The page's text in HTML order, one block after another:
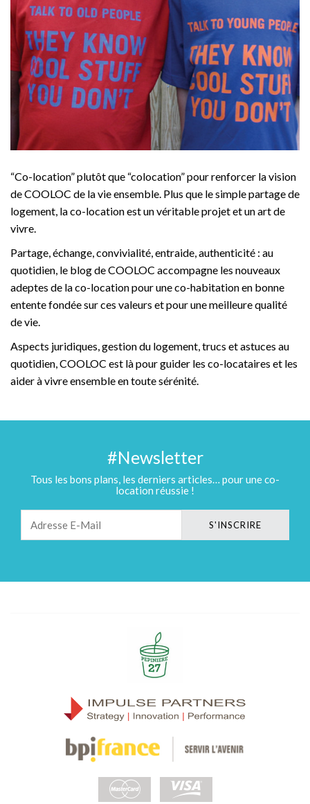
“Co-location” plutôt que “colocation” pour renforcer la vision
de COOLOC de la vie ensemble. Plus que le simple partage de
logement, la co-location est un véritable projet et un art de
vivre.
Partage, échange, convivialité, entraide, authenticité : au
quotidien, le blog de COOLOC accompagne les nouveaux
adeptes de la co-location pour une co-habitation en bonne
entente fondée sur ces valeurs et pour une meilleure qualité
de vie.
Aspects juridiques, gestion du logement, trucs et astuces au
quotidien, COOLOC est là pour guider les co-locataires et les
aider à vivre ensemble en toute sérénité.
#Newsletter
Tous les bons plans, les derniers articles… pour une co-
location réussie !